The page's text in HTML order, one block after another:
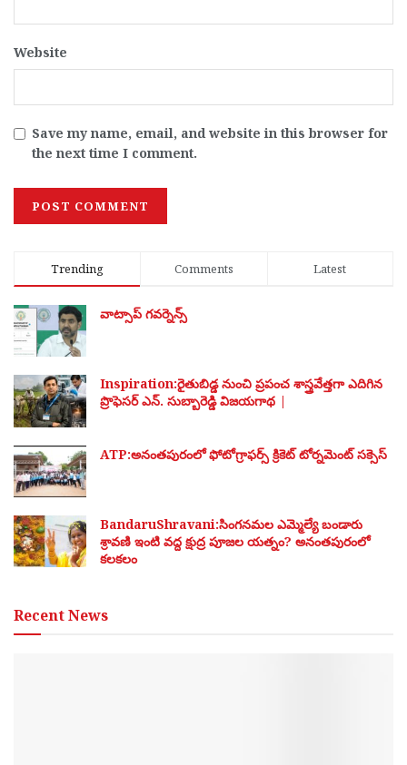
Website
Save my name, email, and website in this browser for
the next time I comment.
Trending Comments Latest
వాట్సాప్ గవర్నెన్స్
Inspiration:రైతుబిడ్డ నుంచి ప్రపంచ శాస్త్రవేత్తగా ఎదిగిన
ప్రొఫెసర్ ఎన్. సుబ్బారెడ్డి విజయగాథ |
ATP:అనంతపురంలో ఫోటోగ్రాఫర్స్ క్రికెట్ టోర్నమెంట్ సక్సెస్
BandaruShravani:సింగనమల ఎమ్మెల్యే బండారు
శ్రావణి ఇంటి వద్ద క్షుద్ర పూజల యత్నం? అనంతపురంలో
కలకలం
Recent News